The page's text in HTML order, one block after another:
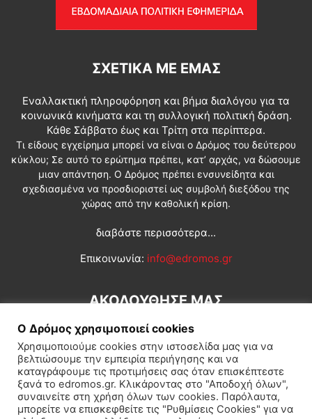
ΣΧΕΤΙΚΆ ΜΕ ΕΜΆΣ
Εναλλακτική πληροφόρηση και βήμα διαλόγου για τα
κοινωνικά κινήματα και τη συλλογική πολιτική δράση.
Κάθε Σάββατο έως και Τρίτη στα περίπτερα.
Τι είδους εγχείρημα μπορεί να είναι ο Δρόμος του δεύτερου
κύκλου; Σε αυτό το ερώτημα πρέπει, κατ’ αρχάς, να δώσουμε
μιαν απάντηση. Ο Δρόμος πρέπει ενσυνείδητα και
σχεδιασμένα να προσδιοριστεί ως συμβολή διεξόδου της
χώρας από την καθολική κρίση.
διαβάστε περισσότερα...
Επικοινωνία: info@edromos.gr
ΑΚΟΛΟΥΘΗΣΕ ΜΑΣ
Εγγραφή συνδρομητή Πολιτική Διεθνή Κοινωνία
Ο Δρόμος χρησιμοποιεί cookies
Χρησιμοποιούμε cookies στην ιστοσελίδα μας για να
βελτιώσουμε την εμπειρία περιήγησης και να
καταγράφουμε τις προτιμήσεις σας όταν επισκέπτεστε
ξανά το edromos.gr. Κλικάροντας στο "Αποδοχή όλων",
συναινείτε στη χρήση όλων των cookies. Παρόλαυτα,
μπορείτε να επισκεφθείτε τις "Ρυθμίσεις Cookies" για να